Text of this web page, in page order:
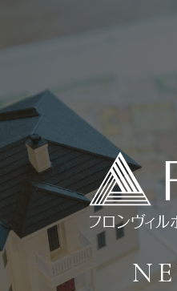
FEATURE
私たちの特徴 NE